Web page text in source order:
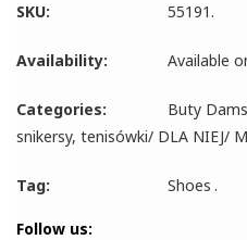
SKU: 55191.
Availability: Available
Categories: Buty
snikersy, tenisówki/ DLA NIEJ/
Tag: Shoes .
Follow us: